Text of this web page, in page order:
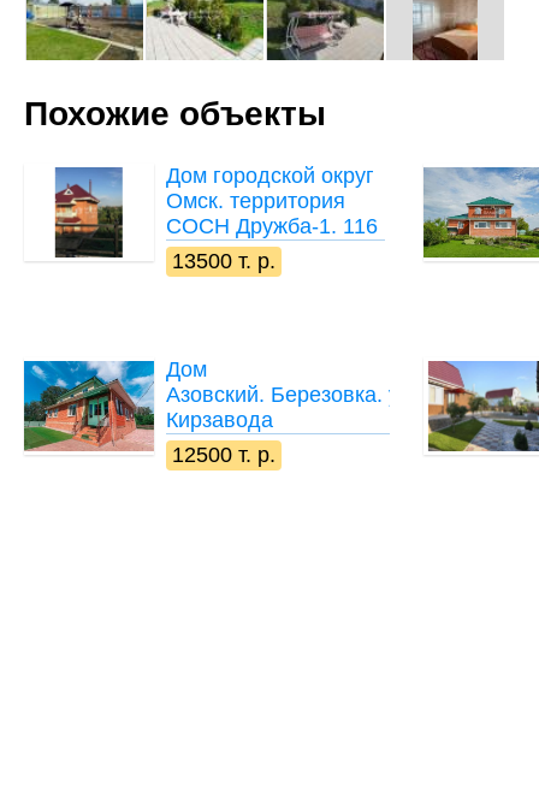
Похожие объекты
Дом городской округ
Омск. территория
СОСН Дружба-1. 116
13500 т. р.
Дом
Азовский. Березовка. ул
Кирзавода
12500 т. р.